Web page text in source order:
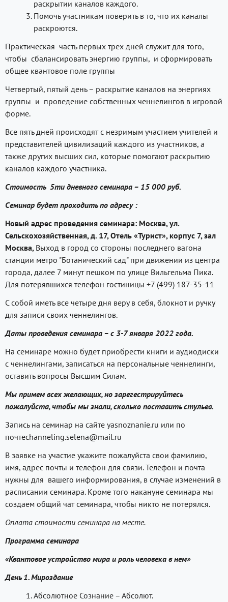
раскрытии каналов каждого.
Помочь участникам поверить в то, что их каналы
раскроются.
Практическая часть первых трех дней служит для того,
чтобы сбалансировать энергию группы, и сформировать
общее квантовое поле группы
Четвертый, пятый день – раскрытие каналов на энергиях
группы и проведение собственных ченнелингов в игровой
форме.
Все пять дней происходят с незримым участием учителей и
представителей цивилизаций каждого из участников, а
также других высших сил, которые помогают раскрытию
каналов каждого участника.
Стоимость 5ти дневного семинара – 15 000 руб.
Семинар будет проходить по адресу :
Новый адрес проведения семинара: Москва, ул.
Сельскохозяйственная, д. 17, Отель «Турист», корпус 7, зал
Москва, Выход в город со стороны последнего вагона
станции метро "Ботанический сад" при движении из центра
города, далее 7 минут пешком по улице Вильгельма Пика.
Для потерявшихся телефон гостиницы +7 (499) 187-35-11
С собой иметь все четыре дня веру в себя, блокнот и ручку
для записи своих ченнелингов.
Даты проведения семинара – с 3-7 января 2022 года.
На семинаре можно будет приобрести книги и аудиодиски
с ченнелингами, записаться на персональные ченнелинги,
оставить вопросы Высшим Силам.
Мы примем всех желающих, но зарегестрируйтесь
пожалуйста, чтобы мы знали, сколько поставить стульев.
Запись на семинар на сайте yasnoznanie.ru или по
почтеchanneling.selena@mail.ru
В заявке на участие укажите пожалуйста свои фамилию,
имя, адрес почты и телефон для связи. Телефон и почта
нужны для вашего информирования, в случае изменений в
расписании семинара. Кроме того накануне семинара мы
создаем общий чат семинара, чтобы никто не потерялся.
Оплата стоимости семинара на месте.
Программа семинара
«Квантовое устройство мира и роль человека в нем»
День 1. Мироздание
Абсолютное Сознание – Абсолют.